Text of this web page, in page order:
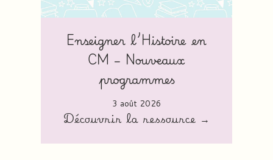
Enseigner l’Histoire en
CM – Nouveaux
programmes
3 août 2026
Découvrir la ressource →